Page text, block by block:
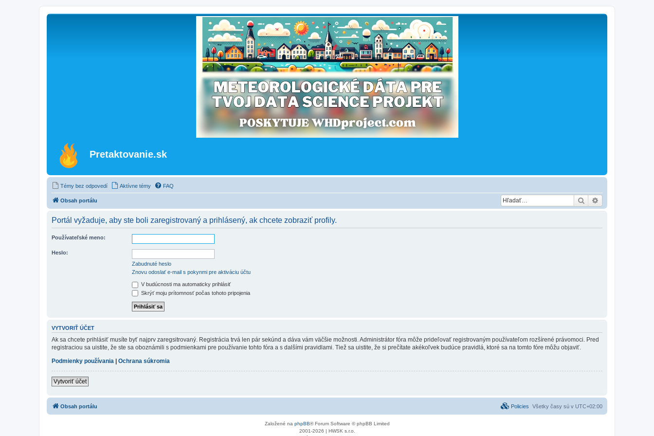
Pretaktovanie.sk
Témy bez odpovedí Aktívne témy FAQ
Obsah portálu Hľadať
Portál vyžaduje, aby ste boli zaregistrovaný a prihlásený, ak chcete zobraziť profily.
Používateľské meno:
Heslo:
Zabudnuté heslo
Znovu odoslať e-mail s pokynmi pre aktiváciu účtu
V budúcnosti ma automaticky prihlásiť
Skrýť moju prítomnosť počas tohoto pripojenia
VYTVORIŤ ÚČET
Ak sa chcete prihlásiť musíte byť najprv zaregsitrovaný. Registrácia trvá len pár sekúnd a dáva vám väčšie možnosti. Administrátor fóra môže prideľovať registrovaným používateľom rozšírené právomoci. Pred
registraciou sa uistite, že ste sa oboznámili s podmienkami pre používanie tohto fóra a s dalšími pravidlami. Tiež sa uistite, že si prečítate akékoľvek budúce pravidlá, ktoré sa na tomto fóre môžu objaviť.
Podmienky používania | Ochrana súkromia
Vytvoriť účet
Obsah portálu Všetky časy sú v UTC+02:00
Policies
Založené na phpBB® Forum Software © phpBB Limited
2001-2026 | HWSK s.r.o.